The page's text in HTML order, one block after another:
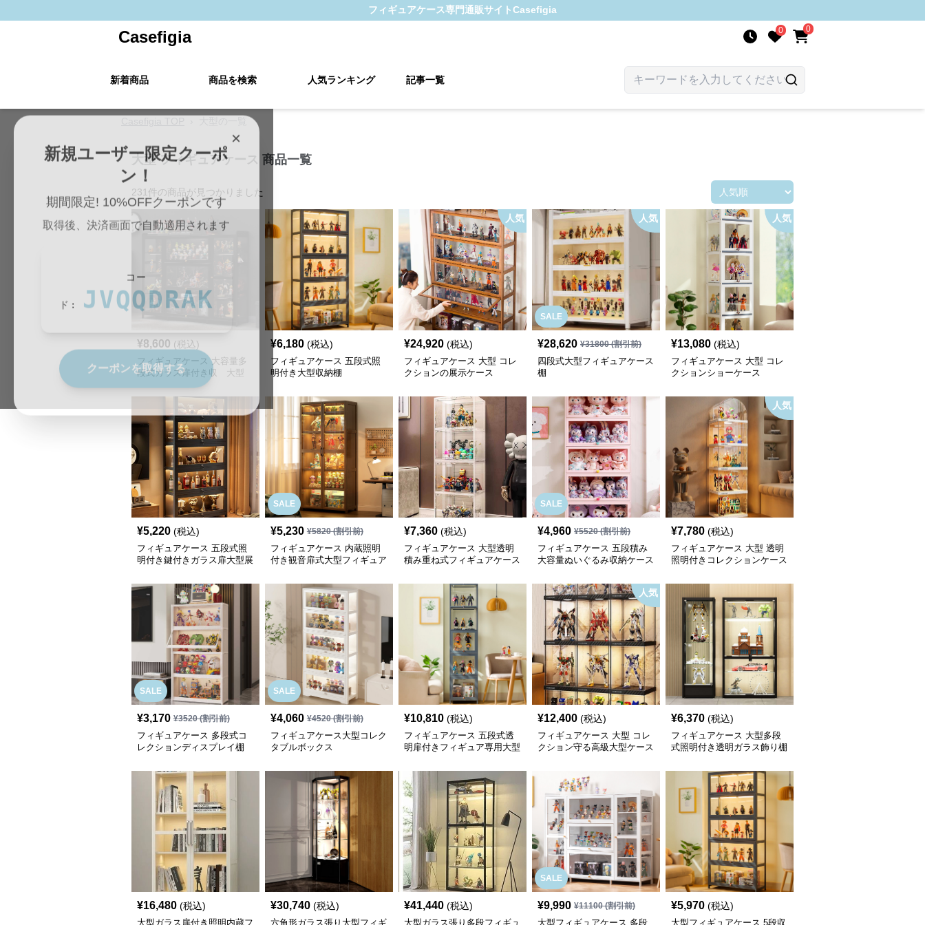
フィギュアケース専門通販サイトCasefigia
Casefigia 0 0
新着商品 商品を検索 人気ランキング 記事一覧
×
新規ユーザー限定クーポ
ン！
期間限定! 10%OFFクーポンです
取得後、決済画面で自動適用されます
JVQQDRAK
クーポンを取得する
大型 フィギュアケース 商品一覧
231 件の商品が見つかりました
¥8,600 (税込)
フィギュアケース 大容量多
段式ガラス扉付き収 大型
¥6,180 (税込)
フィギュアケース 五段式照
明付き大型収納棚
人気
¥24,920 (税込)
フィギュアケース 大型 コレ
クションの展示ケース
SALE
人気
¥28,620 ¥31800(割引前)
四段式大型フィギュアケース
棚
人気
¥13,080 (税込)
フィギュアケース 大型 コレ
クションショーケース
¥5,220 (税込)
フィギュアケース 五段式照
明付き鍵付きガラス扉大型展
SALE
¥5,230 ¥5820(割引前)
フィギュアケース 内蔵照明
付き観音扉式大型フィギュア
¥7,360 (税込)
フィギュアケース 大型透明
積み重ね式フィギュアケース
SALE
¥4,960 ¥5520(割引前)
フィギュアケース 五段積み
大容量ぬいぐるみ収納ケース
人気
¥7,780 (税込)
フィギュアケース 大型 透明
照明付きコレクションケース
SALE
¥3,170 ¥3520(割引前)
フィギュアケース 多段式コ
レクションディスプレイ棚
SALE
¥4,060 ¥4520(割引前)
フィギュアケース大型コレク
タブルボックス
¥10,810 (税込)
フィギュアケース 五段式透
明扉付きフィギュア専用大型
人気
¥12,400 (税込)
フィギュアケース 大型 コレ
クション守る高級大型ケース
¥6,370 (税込)
フィギュアケース 大型多段
式照明付き透明ガラス飾り棚
¥16,480 (税込)
大型ガラス扉付き照明内蔵フ
¥30,740 (税込)
六角形ガラス張り大型フィギ
¥41,440 (税込)
大型ガラス張り多段フィギュ
SALE
¥9,990 ¥11100(割引前)
大型フィギュアケース 多段
¥5,970 (税込)
大型フィギュアケース 5段収